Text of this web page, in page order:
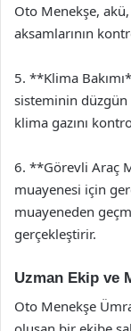
Oto Menekşe,
aksamlarının
5. **Klima
sisteminin düzgün
klima gazını
6. **Görevli Araç
muayenesi için
muayeneden
gerçekleştirir.
Uzman Ekip ve
Oto Menekşe